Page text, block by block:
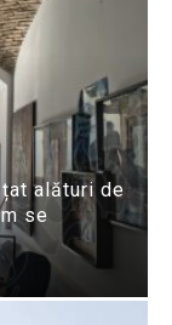
alături de
se